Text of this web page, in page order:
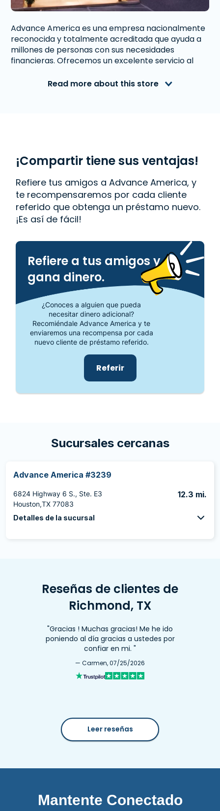
Advance America es una empresa nacionalmente
reconocida y totalmente acreditada que ayuda a
millones de personas con sus necesidades
financieras. Ofrecemos un excelente servicio al
dinero inmediato. Con nosotros obtener un
Richmond, TX 77469.
Read more about this store
¡Compartir tiene sus ventajas!
Refiere tus amigos a Advance America, y
te recompensaremos por cada cliente
referido que obtenga un préstamo nuevo.
¡Es así de fácil!
Refiere a tus amigos y
gana dinero.
¿Conoces a alguien que pueda
necesitar dinero adicional?
Recomiéndale Advance America y te
enviaremos una recompensa por cada
nuevo cliente de préstamo referido.
Referir
Sucursales cercanas
Advance America #3239
6824 Highway 6 S., Ste. E3
Houston,TX 77083
12.3 mi.
Detalles de la sucursal
Reseñas de clientes de
Richmond, TX
"Gracias ! Muchas gracias! Me he ido
poniendo al día gracias a ustedes por
confiar en mi. "
— Carmen, 07/25/2026
Leer reseñas